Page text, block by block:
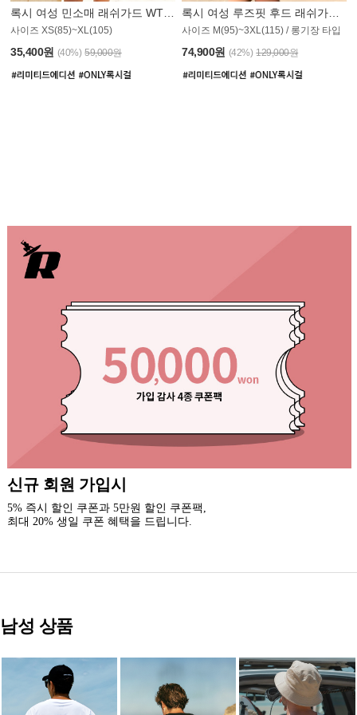
사이즈 XS(85)~XL(105)
35,400원 (40%) 59,000원
사이즈 M(95)~3XL(115) / 롱기장 타입
74,900원 (42%) 129,000원
록시걸 카톡 채널 추가
3천원 할인 쿠폰을 드립니다.(중복 사용 가능)
새로운 소식과 이벤트 혜택을 받아보세요.
남성 상품